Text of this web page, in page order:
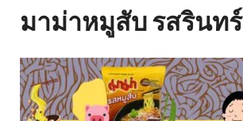
มาม่าหมูสับ รสรินทร์